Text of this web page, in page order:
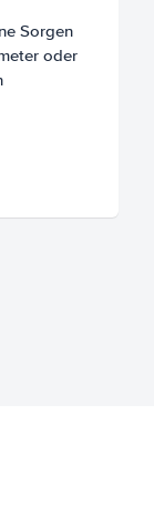
Sorgen
oder